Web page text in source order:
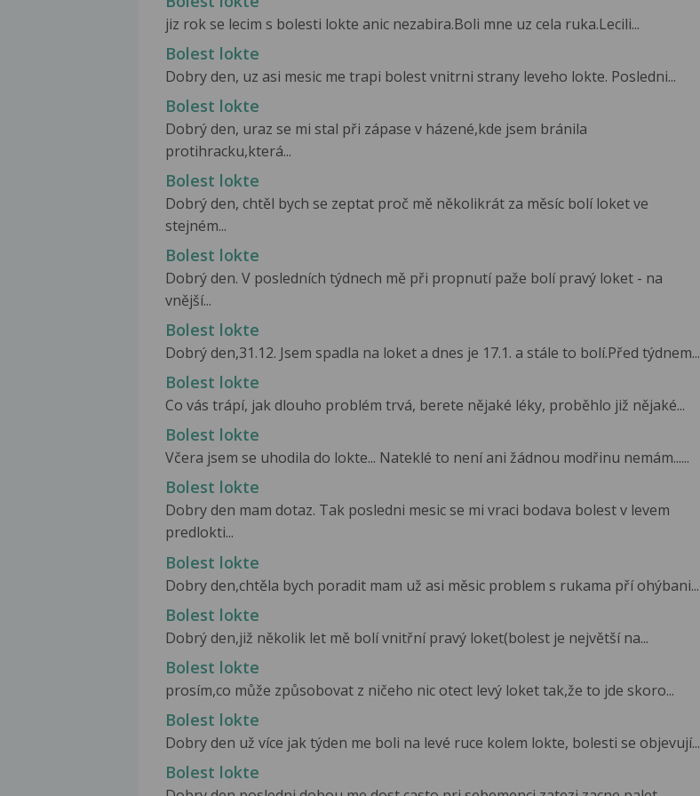
jiz rok se lecim s bolesti lokte anic nezabira.Boli mne uz cela ruka.Lecili...
Bolest lokte
Dobry den, uz asi mesic me trapi bolest vnitrni strany leveho lokte. Posledni...
Bolest lokte
Dobrý den, uraz se mi stal při zápase v házené,kde jsem bránila
protihracku,která...
Bolest lokte
Dobrý den, chtěl bych se zeptat proč mě několikrát za měsíc bolí loket ve
stejném...
Bolest lokte
Dobrý den. V posledních týdnech mě při propnutí paže bolí pravý loket - na
vnější...
Bolest lokte
Dobrý den,31.12. Jsem spadla na loket a dnes je 17.1. a stále to bolí.Před týdnem...
Bolest lokte
Co vás trápí, jak dlouho problém trvá, berete nějaké léky, proběhlo již nějaké...
Bolest lokte
Včera jsem se uhodila do lokte... Nateklé to není ani žádnou modřinu nemám......
Bolest lokte
Dobry den mam dotaz. Tak posledni mesic se mi vraci bodava bolest v levem
predlokti...
Bolest lokte
Dobry den,chtěla bych poradit mam už asi měsic problem s rukama pří ohýbani...
Bolest lokte
Dobrý den,již několik let mě bolí vnitřní pravý loket(bolest je největší na...
Bolest lokte
prosím,co může způsobovat z ničeho nic otect levý loket tak,že to jde skoro...
Bolest lokte
Dobry den už více jak týden me boli na levé ruce kolem lokte, bolesti se objevují...
Bolest lokte